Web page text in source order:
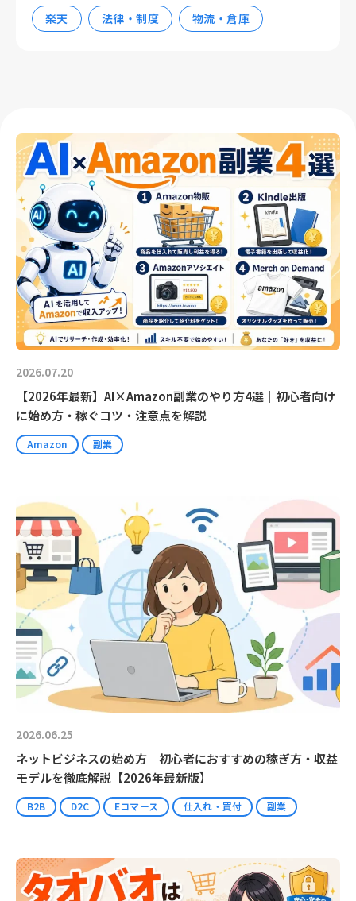
楽天 法律・制度 物流・倉庫
2026.07.20
【2026年最新】AI×Amazon副業のやり方4選｜初心者向け
に始め方・稼ぐコツ・注意点を解説
Amazon 副業
2026.06.25
ネットビジネスの始め方｜初心者におすすめの稼ぎ方・収益
モデルを徹底解説【2026年最新版】
B2B D2C Eコマース 仕入れ・買付 副業